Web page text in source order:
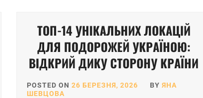
ТОП-14 УНІКАЛЬНИХ ЛОКАЦІЙ
ДЛЯ ПОДОРОЖЕЙ УКРАЇНОЮ:
ВІДКРИЙ ДИКУ СТОРОНУ КРАЇНИ
POSTED ON 26 БЕРЕЗНЯ, 2026 BY ЯНА
ШЕВЦОВА